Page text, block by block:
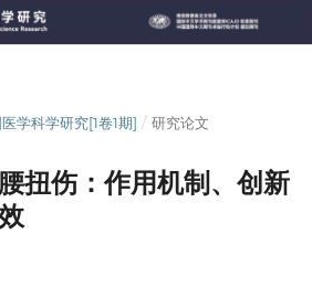
学科学研究[1卷1期] / 研究论文
扭伤：作用机制、创新